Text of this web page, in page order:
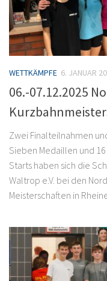
WETTKÄMPFE 6. JANUAR
06.-07.12.2025
Zwei Finalteilnahmen
Sieben Medaillen und
Starts haben sich die
Waltrop e.V. bei den
Meisterschaften in